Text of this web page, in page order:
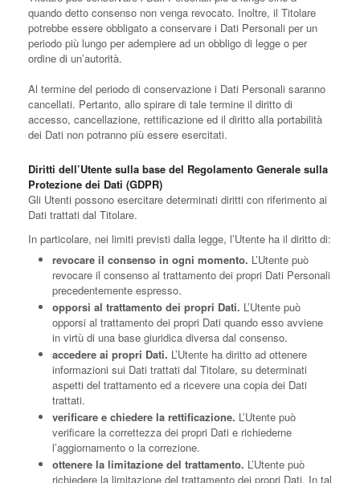
quando detto consenso non venga revocato. Inoltre, il Titolare
potrebbe essere obbligato a conservare i Dati Personali per un
periodo più lungo per adempiere ad un obbligo di legge o per
ordine di un’autorità.
Al termine del periodo di conservazione i Dati Personali saranno
cancellati. Pertanto, allo spirare di tale termine il diritto di
accesso, cancellazione, rettificazione ed il diritto alla portabilità
dei Dati non potranno più essere esercitati.
Diritti dell’Utente sulla base del Regolamento Generale sulla
Protezione dei Dati (GDPR)
Gli Utenti possono esercitare determinati diritti con riferimento ai
Dati trattati dal Titolare.
In particolare, nei limiti previsti dalla legge, l’Utente ha il diritto di:
revocare il consenso in ogni momento. L’Utente può
revocare il consenso al trattamento dei propri Dati Personali
precedentemente espresso.
opporsi al trattamento dei propri Dati. L’Utente può
opporsi al trattamento dei propri Dati quando esso avviene
in virtù di una base giuridica diversa dal consenso.
accedere ai propri Dati. L’Utente ha diritto ad ottenere
informazioni sui Dati trattati dal Titolare, su determinati
aspetti del trattamento ed a ricevere una copia dei Dati
trattati.
verificare e chiedere la rettificazione. L’Utente può
verificare la correttezza dei propri Dati e richiederne
l’aggiornamento o la correzione.
ottenere la limitazione del trattamento. L’Utente può
richiedere la limitazione del trattamento dei propri Dati. In tal